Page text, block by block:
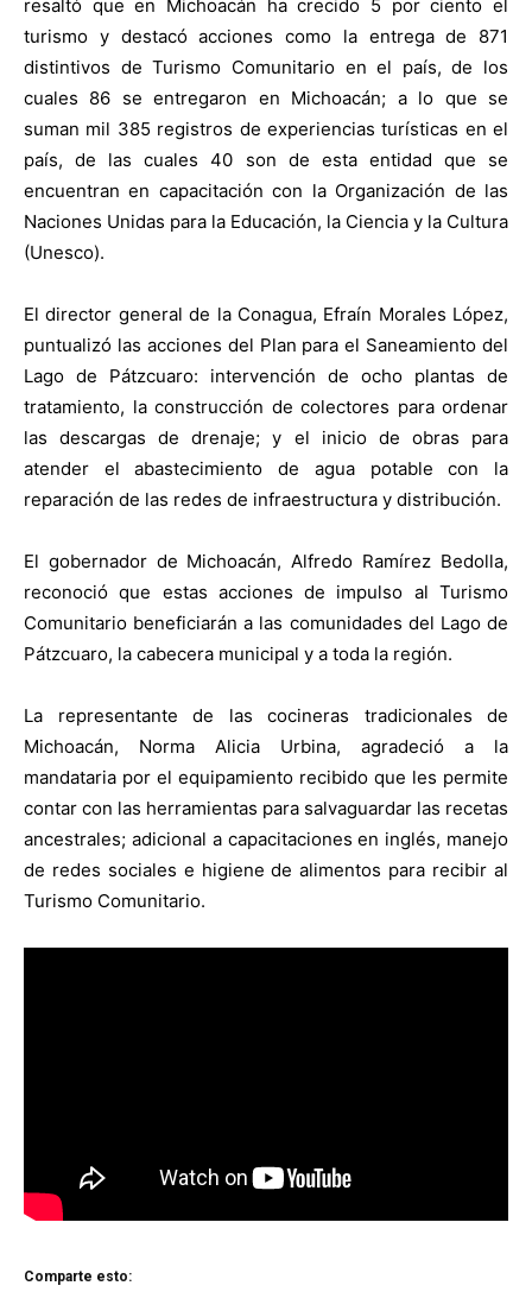
resaltó que en Michoacán ha crecido 5 por ciento el
turismo y destacó acciones como la entrega de 871
distintivos de Turismo Comunitario en el país, de los
cuales 86 se entregaron en Michoacán; a lo que se
suman mil 385 registros de experiencias turísticas en el
país, de las cuales 40 son de esta entidad que se
encuentran en capacitación con la Organización de las
Naciones Unidas para la Educación, la Ciencia y la Cultura
(Unesco).
El director general de la Conagua, Efraín Morales López,
puntualizó las acciones del Plan para el Saneamiento del
Lago de Pátzcuaro: intervención de ocho plantas de
tratamiento, la construcción de colectores para ordenar
las descargas de drenaje; y el inicio de obras para
atender el abastecimiento de agua potable con la
reparación de las redes de infraestructura y distribución.
El gobernador de Michoacán, Alfredo Ramírez Bedolla,
reconoció que estas acciones de impulso al Turismo
Comunitario beneficiarán a las comunidades del Lago de
Pátzcuaro, la cabecera municipal y a toda la región.
La representante de las cocineras tradicionales de
Michoacán, Norma Alicia Urbina, agradeció a la
mandataria por el equipamiento recibido que les permite
contar con las herramientas para salvaguardar las recetas
ancestrales; adicional a capacitaciones en inglés, manejo
de redes sociales e higiene de alimentos para recibir al
Turismo Comunitario.
Comparte esto: